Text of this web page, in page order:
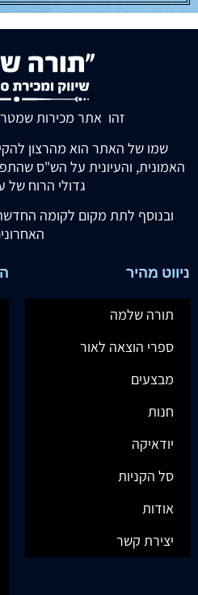
זהו אתר מכירות
שמו של האתר הוא מהרצון
האמונית, והעיונית על הש"ס
גדולי הרוח של
ובנוסף לתת מקום לקומה
ניווט מהיר
תורה שלמה
ספרי הוצאה לאור
מבצעים
חנות
יודאיקה
סל הקניות
אודות
יצירת קשר